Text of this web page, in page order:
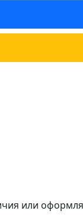
или